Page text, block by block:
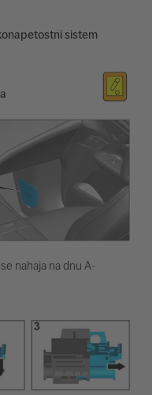
sistem
nahaja na dnu A-